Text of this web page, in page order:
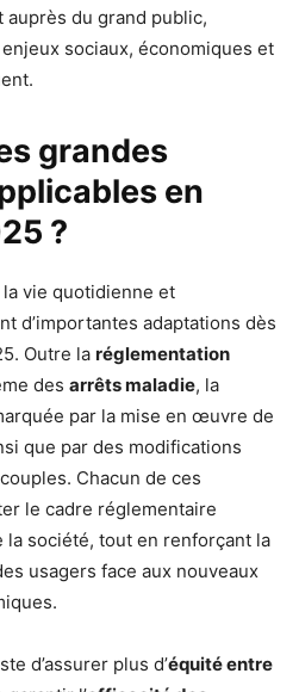
du grand public,
sociaux, économiques et
grandes
en
?
vie quotidienne et
d’importantes adaptations dès
Outre la réglementation
des arrêts maladie, la
par la mise en œuvre de
que par des modifications
Chacun de ces
le cadre réglementaire
la société, tout en renforçant la
usagers face aux nouveaux
d’assurer plus d’équité entre